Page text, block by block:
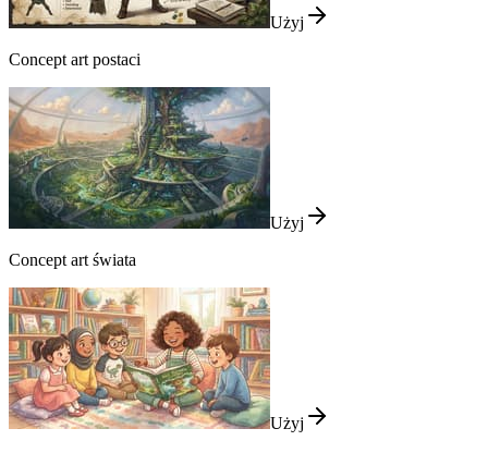
Użyj
Concept art postaci
Użyj
Concept art świata
Użyj